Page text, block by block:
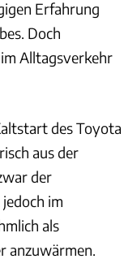
Erfahrung
Doch
Alltagsverkehr
des Toyota
aus der
der
im
als
anzuwärmen.